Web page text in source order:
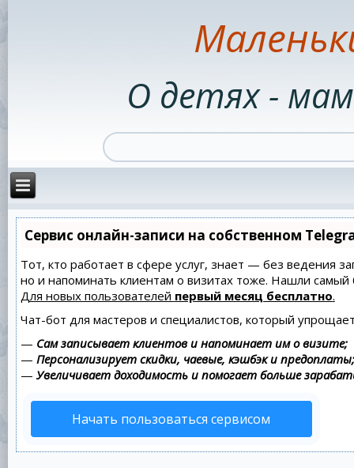
О детях -
Сервис онлайн-записи на собственном
Тот, кто работает в сфере услуг, знает — без ведения
но и напоминать клиентам о визитах тоже. Нашли
Для новых пользователей первый месяц бесплатно.
Чат-бот для мастеров и специалистов, который
— Сам записывает клиентов и напоминает им о визите;
— Персонализирует скидки, чаевые, кэшбэк и предоплаты;
— Увеличивает доходимость и помогает больше
Начать пользоваться сервисом